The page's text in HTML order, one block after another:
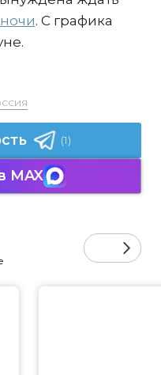
. С графика
(1)
MAX